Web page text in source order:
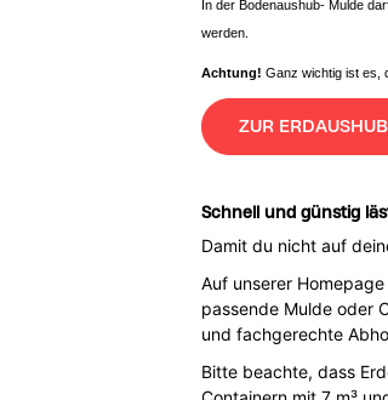
In der Bodenaushub- Mulde
werden.
Achtung! Ganz wichtig ist es,
ZUR
Schnell und günstig
Damit du nicht auf
Auf unserer
passende Mulde oder
und fachgerechte
Bitte beachte, dass